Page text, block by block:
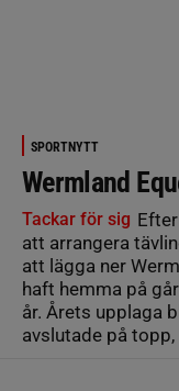
SPORTNYTT
Wermland
Tackar för sig
att arrangera
att lägga ner
haft hemma på
år. Årets upplaga
avslutade på